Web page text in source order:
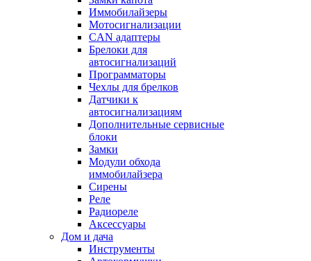
Иммобилайзеры
Мотосигнализации
CAN адаптеры
Брелоки для
автосигнализаций
Программаторы
Чехлы для брелков
Датчики к
автосигнализациям
Дополнительные сервисные
блоки
Замки
Модули обхода
иммобилайзера
Сирены
Реле
Радиореле
Аксессуары
Дом и дача
Инструменты